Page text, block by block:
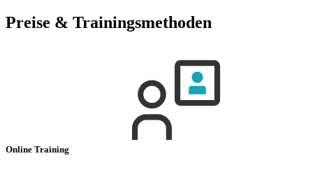
Preise & Trainingsmethoden
Online Training